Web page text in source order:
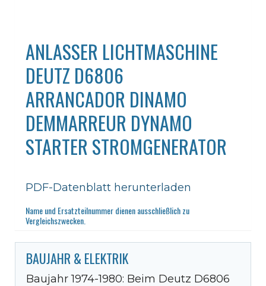
ANLASSER LICHTMASCHINE
DEUTZ D6806
ARRANCADOR DINAMO
DEMMARREUR DYNAMO
STARTER STROMGENERATOR
PDF-Datenblatt herunterladen
Name und Ersatzteilnummer dienen ausschließlich zu
Vergleichszwecken.
BAUJAHR & ELEKTRIK
Baujahr 1974-1980: Beim Deutz D6806